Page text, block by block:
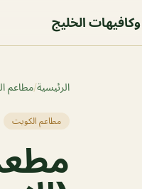
الخليج
الرئيسية/مطاعم
مطاعم الكويت